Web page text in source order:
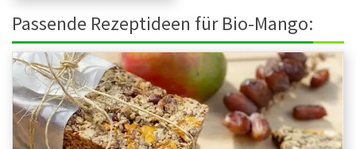
Passende Rezeptideen für Bio-Mango: